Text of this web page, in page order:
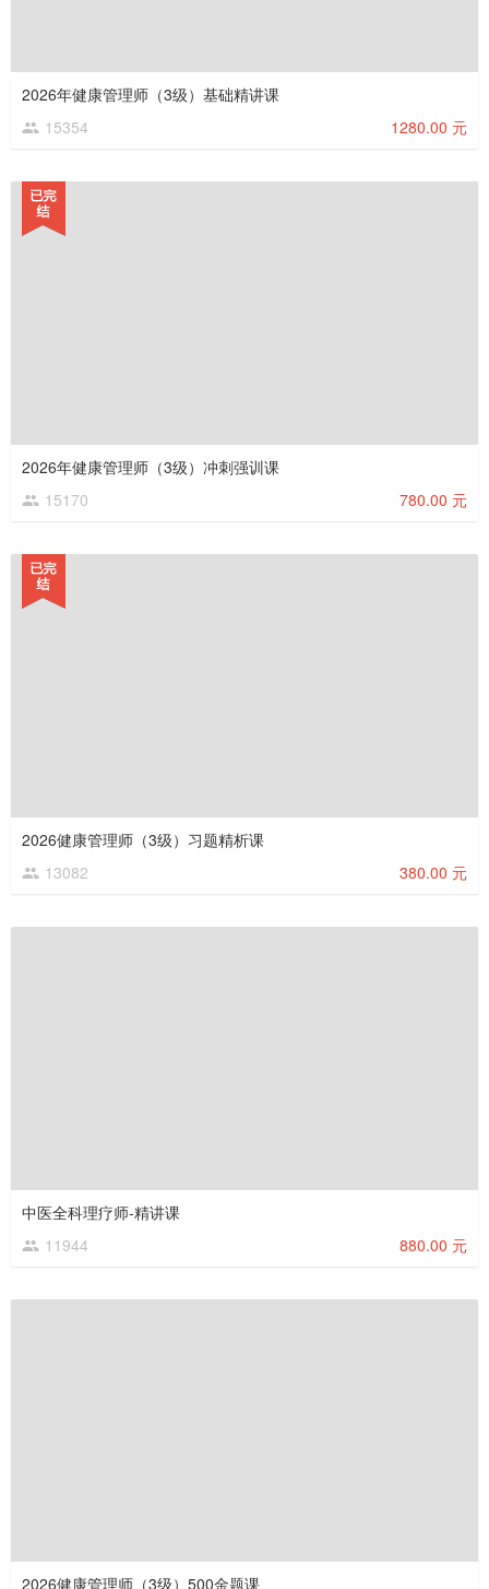
2026年健康管理师（3级）基础精讲课
15354
1280.00 元
2026年健康管理师（3级）冲刺强训课
15170
780.00 元
2026健康管理师（3级）习题精析课
13082
380.00 元
中医全科理疗师-精讲课
11944
880.00 元
2026健康管理师（3级）500金题课